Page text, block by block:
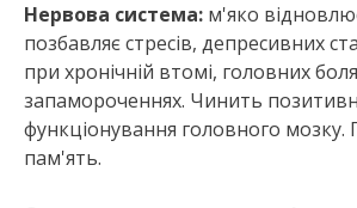
Нервова система: м'яко
позбавляє стресів, депресивних
при хронічній втомі, головних
запамороченнях. Чинить
функціонування головного
пам'ять.